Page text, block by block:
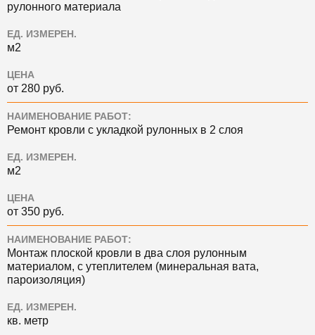
рулонного материала
ЕД. ИЗМЕРЕН.
м2
ЦЕНА
от 280 руб.
НАИМЕНОВАНИЕ РАБОТ:
Ремонт кровли с укладкой рулонных в 2 слоя
ЕД. ИЗМЕРЕН.
м2
ЦЕНА
от 350 руб.
НАИМЕНОВАНИЕ РАБОТ:
Монтаж плоской кровли в два слоя рулонным
материалом, с утеплителем (минеральная вата,
пароизоляция)
ЕД. ИЗМЕРЕН.
кв. метр